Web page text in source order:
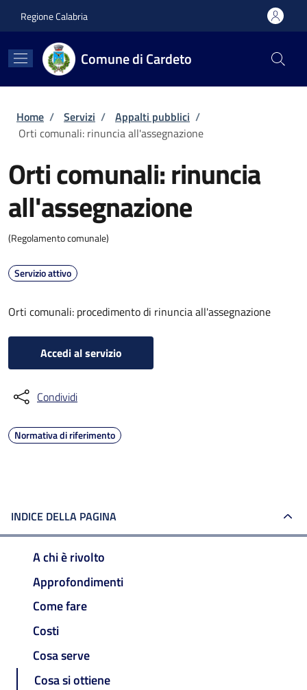
Regione Calabria
Comune di Cardeto
Briciole di pane
Home / Servizi / Appalti pubblici /
Orti comunali: rinuncia all'assegnazione
Orti comunali: rinuncia
all'assegnazione
(Regolamento comunale)
Servizio attivo
Orti comunali: procedimento di rinuncia all'assegnazione
Accedi al servizio
Condividi
Normativa di riferimento
INDICE DELLA PAGINA
A chi è rivolto
Approfondimenti
Come fare
Costi
Cosa serve
Cosa si ottiene